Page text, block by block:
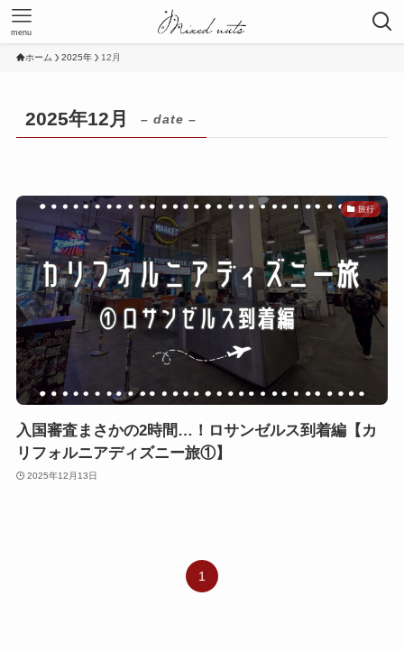
menu
ホーム 2025年 12月
2025年12月 – date –
旅行
入国審査まさかの2時間…！ロサンゼルス到着編【カ
リフォルニアディズニー旅①】
2025年12月13日
1